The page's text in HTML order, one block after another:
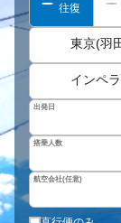
往復
東京(羽
インペ
出発日
搭乗人数
航空会社(任意)